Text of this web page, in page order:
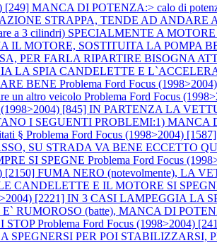
[249] MANCA DI POTENZA:> calo di
STRAPPA, TENDE AD
a 3 cilindri) SPECIALMENTE A MOTORE
IL MOTORE, SOSTITUITA LA
PER FARLA RIPARTIRE BISOGNA
LA SPIA CANDELETTE E
BENE Problema Ford Focus
un altro veicolo Problema Ford Focus
(1998>2004) [845] IN PARTENZA LA
I SEGUENTI PROBLEMI:1) MANCA
§ Problema Ford Focus (1998>2004)
SU STRADA VA BENE ECCETTO
SI SPEGNE Problema Ford Focus
[2150] FUMA NERO (notevolmente), LA
CANDELETTE E IL MOTORE SI
[2221] IN 3 CASI LAMPEGGIA LA
RUMOROSO (batte), MANCA DI
STOPProblema Ford Focus (1998>2004)
SPEGNERSI PER POI STABILIZZARSI,